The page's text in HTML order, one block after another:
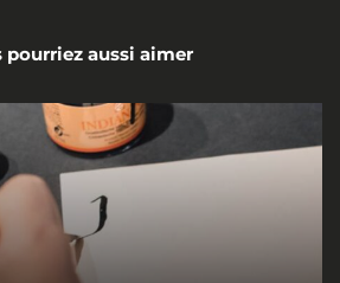
pourriez aussi aimer